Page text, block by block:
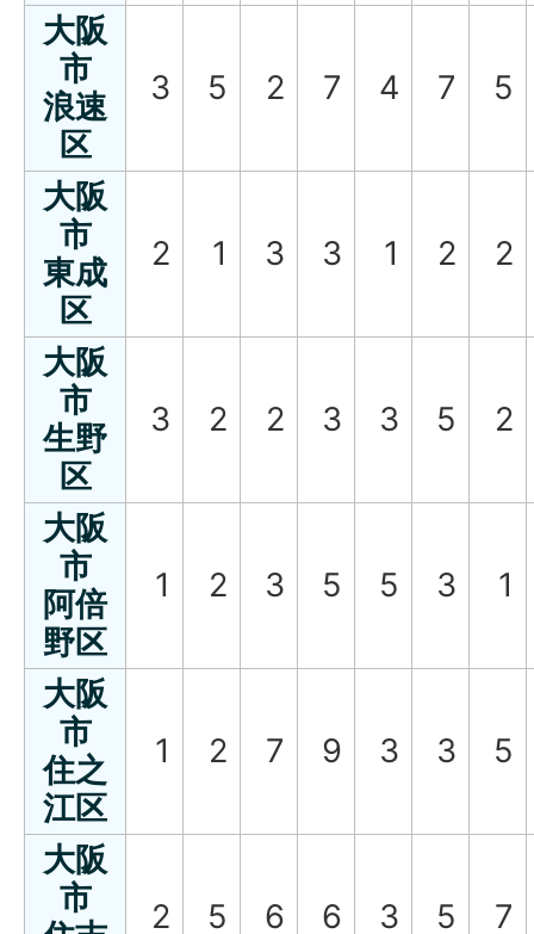
大阪
市
浪速
区
3 5 2 7 4 7 5
大阪
市
東成
区
2 1 3 3 1 2 2
大阪
市
生野
区
3 2 2 3 3 5 2
大阪
市
阿倍
野区
1 2 3 5 5 3 1
大阪
市
住之
江区
1 2 7 9 3 3 5
大阪
市
2 5 6 6 3 5 7